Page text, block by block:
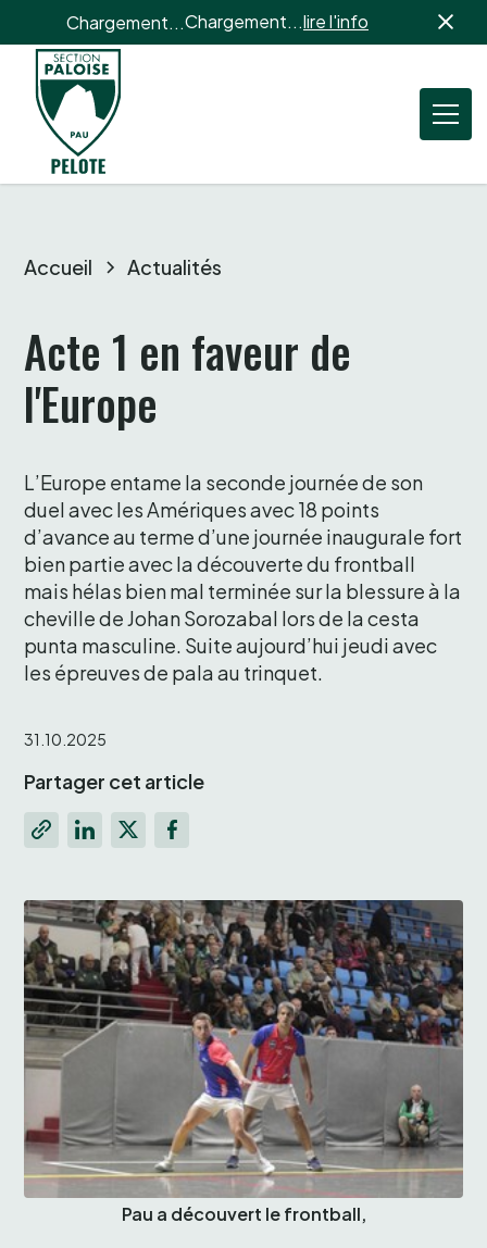
Chargement...Chargement...lire l'info
Accueil Actualités
Acte 1 en faveur de
l'Europe
L’Europe entame la seconde journée de son
duel avec les Amériques avec 18 points
d’avance au terme d’une journée inaugurale fort
bien partie avec la découverte du frontball
mais hélas bien mal terminée sur la blessure à la
cheville de Johan Sorozabal lors de la cesta
punta masculine. Suite aujourd’hui jeudi avec
les épreuves de pala au trinquet.
31.10.2025
Partager cet article
Pau a découvert le frontball,